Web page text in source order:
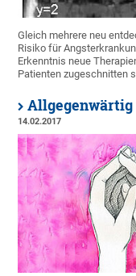
Gleich mehrere neu
Risiko für
Erkenntnis neue
Patienten zugeschnitten
14.02.2017